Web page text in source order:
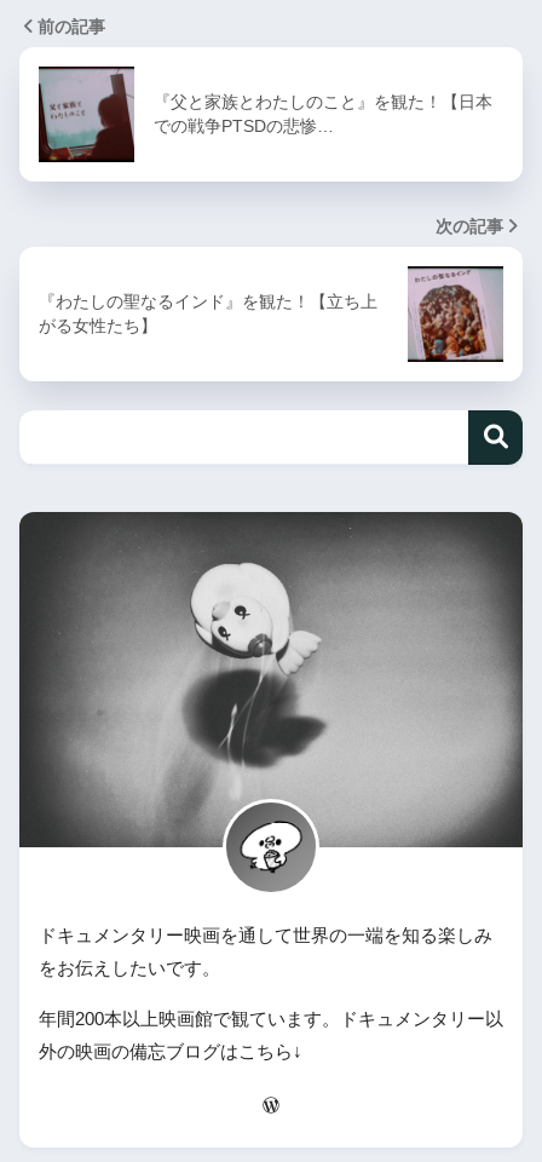
前の記事
『父と家族とわたしのこと』を観た！【日本
での戦争PTSDの悲惨…
次の記事
『わたしの聖なるインド』を観た！【立ち上
がる女性たち】
ドキュメンタリー映画を通して世界の一端を知る楽しみ
をお伝えしたいです。
年間200本以上映画館で観ています。ドキュメンタリー以
外の映画の備忘ブログはこちら↓